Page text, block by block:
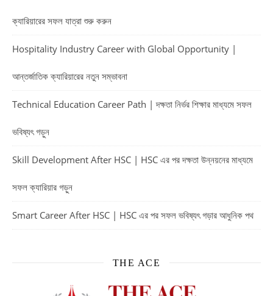
ক্যারিয়ারের সফল যাত্রা শুরু করুন
Hospitality Industry Career with Global Opportunity |
আন্তর্জাতিক ক্যারিয়ারের নতুন সম্ভাবনা
Technical Education Career Path | দক্ষতা নির্ভর শিক্ষার মাধ্যমে সফল
ভবিষ্যৎ গড়ুন
Skill Development After HSC | HSC এর পর দক্ষতা উন্নয়নের মাধ্যমে
সফল ক্যারিয়ার গড়ুন
Smart Career After HSC | HSC এর পর সফল ভবিষ্যৎ গড়ার আধুনিক পথ
THE ACE